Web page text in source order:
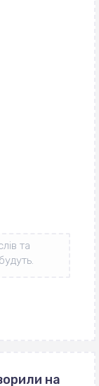
на